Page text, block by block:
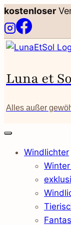
Zum
Inhalt
springen
kostenloser
Luna et
Alles außer
Windlichter